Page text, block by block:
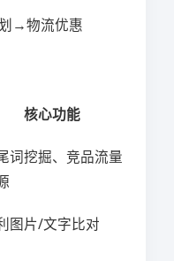
→物流优惠
​核心功能​
词挖掘、竞品流量
图片/文字比对